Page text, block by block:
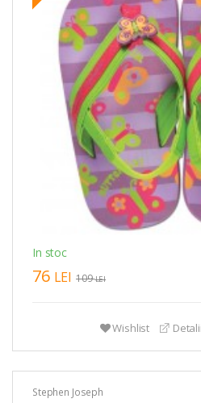
In stoc
76 LEI 109LEI
Wishlist Detalii
Stephen Joseph